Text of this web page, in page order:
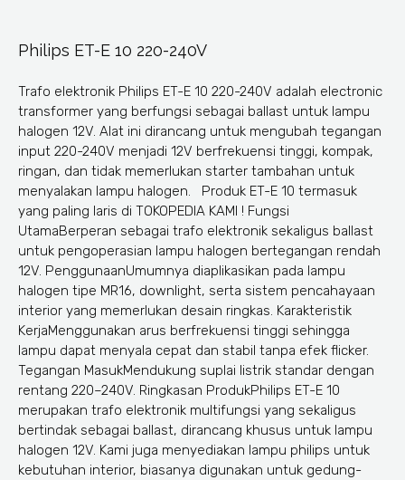
Philips ET-E 10 220-240V
Trafo elektronik Philips ET-E 10 220-240V adalah electronic
transformer yang berfungsi sebagai ballast untuk lampu
halogen 12V. Alat ini dirancang untuk mengubah tegangan
input 220-240V menjadi 12V berfrekuensi tinggi, kompak,
ringan, dan tidak memerlukan starter tambahan untuk
menyalakan lampu halogen. Produk ET-E 10 termasuk
yang paling laris di TOKOPEDIA KAMI ! Fungsi
UtamaBerperan sebagai trafo elektronik sekaligus ballast
untuk pengoperasian lampu halogen bertegangan rendah
12V. PenggunaanUmumnya diaplikasikan pada lampu
halogen tipe MR16, downlight, serta sistem pencahayaan
interior yang memerlukan desain ringkas. Karakteristik
KerjaMenggunakan arus berfrekuensi tinggi sehingga
lampu dapat menyala cepat dan stabil tanpa efek flicker.
Tegangan MasukMendukung suplai listrik standar dengan
rentang 220–240V. Ringkasan ProdukPhilips ET-E 10
merupakan trafo elektronik multifungsi yang sekaligus
bertindak sebagai ballast, dirancang khusus untuk lampu
halogen 12V. Kami juga menyediakan lampu philips untuk
kebutuhan interior, biasanya digunakan untuk gedung-